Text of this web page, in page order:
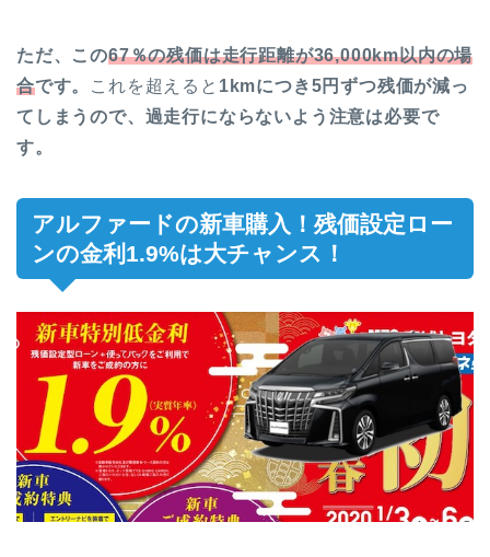
ただ、この67％の残価は走行距離が36,000km以内の場
合です。 これを超えると 1kmにつき5円ずつ残価が減っ
てしまうので、過走行にならないよう注意は必要で
す。
アルファードの新車購入！残価設定ロー
ンの金利1.9%は大チャンス！